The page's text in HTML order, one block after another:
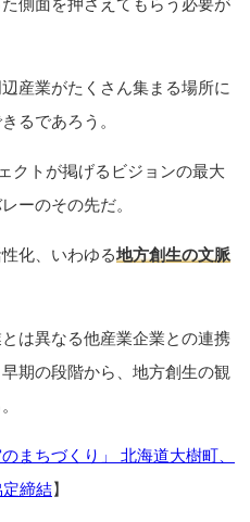
た側面を押さえてもらう必要が
産業がたくさん集まる場所に
るであろう。
クトが掲げるビジョンの最大
ーのその先だ。
化、いわゆる地方創生の文脈
は異なる他産業企業との連携
期の段階から、地方創生の観
まちづくり」 北海道大樹町、
定締結】